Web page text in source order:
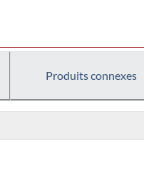
Produits connexes